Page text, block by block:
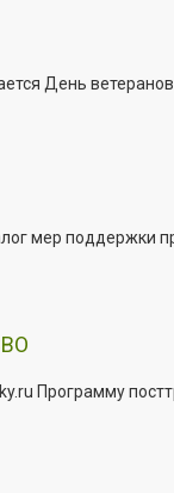
День ветеранов
мер поддержки
Программу